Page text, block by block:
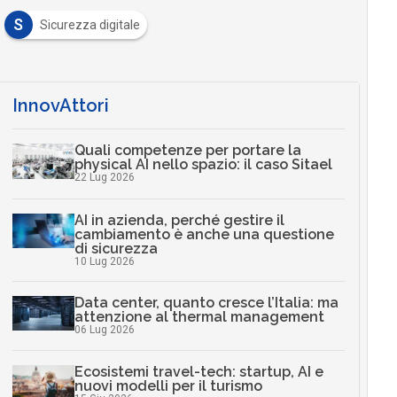
S Sicurezza digitale
InnovAttori
Quali competenze per portare la
physical AI nello spazio: il caso Sitael
22 Lug 2026
AI in azienda, perché gestire il
cambiamento è anche una questione
di sicurezza
10 Lug 2026
Data center, quanto cresce l’Italia: ma
attenzione al thermal management
06 Lug 2026
Ecosistemi travel-tech: startup, AI e
nuovi modelli per il turismo